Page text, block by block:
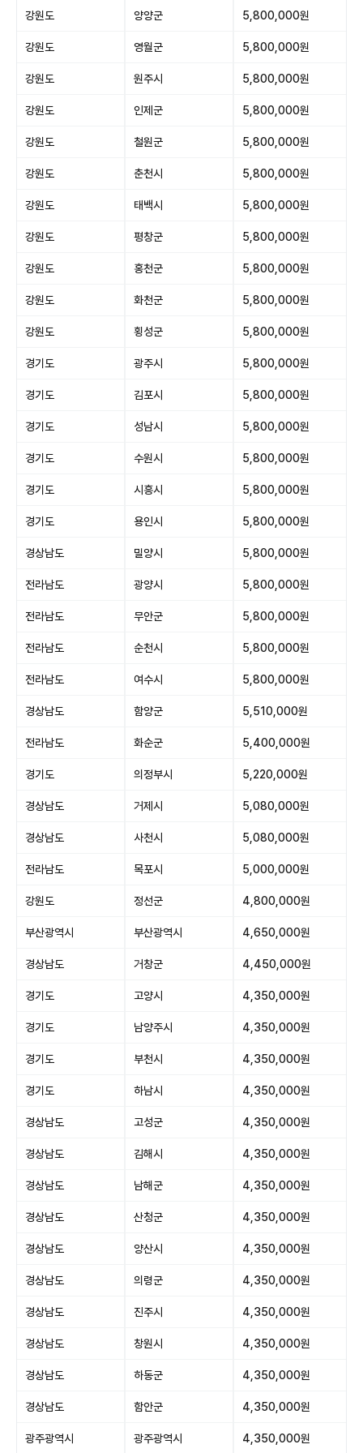
강원도 양양군 5,800,000원
강원도 영월군 5,800,000원
강원도 원주시 5,800,000원
강원도 인제군 5,800,000원
강원도 철원군 5,800,000원
강원도 춘천시 5,800,000원
강원도 태백시 5,800,000원
강원도 평창군 5,800,000원
강원도 홍천군 5,800,000원
강원도 화천군 5,800,000원
강원도 횡성군 5,800,000원
경기도 광주시 5,800,000원
경기도 김포시 5,800,000원
경기도 성남시 5,800,000원
경기도 수원시 5,800,000원
경기도 시흥시 5,800,000원
경기도 용인시 5,800,000원
경상남도 밀양시 5,800,000원
전라남도 광양시 5,800,000원
전라남도 무안군 5,800,000원
전라남도 순천시 5,800,000원
전라남도 여수시 5,800,000원
경상남도 함양군 5,510,000원
전라남도 화순군 5,400,000원
경기도 의정부시 5,220,000원
경상남도 거제시 5,080,000원
경상남도 사천시 5,080,000원
전라남도 목포시 5,000,000원
강원도 정선군 4,800,000원
부산광역시 부산광역시 4,650,000원
경상남도 거창군 4,450,000원
경기도 고양시 4,350,000원
경기도 남양주시 4,350,000원
경기도 부천시 4,350,000원
경기도 하남시 4,350,000원
경상남도 고성군 4,350,000원
경상남도 김해시 4,350,000원
경상남도 남해군 4,350,000원
경상남도 산청군 4,350,000원
경상남도 양산시 4,350,000원
경상남도 의령군 4,350,000원
경상남도 진주시 4,350,000원
경상남도 창원시 4,350,000원
경상남도 하동군 4,350,000원
경상남도 함안군 4,350,000원
광주광역시 광주광역시 4,350,000원